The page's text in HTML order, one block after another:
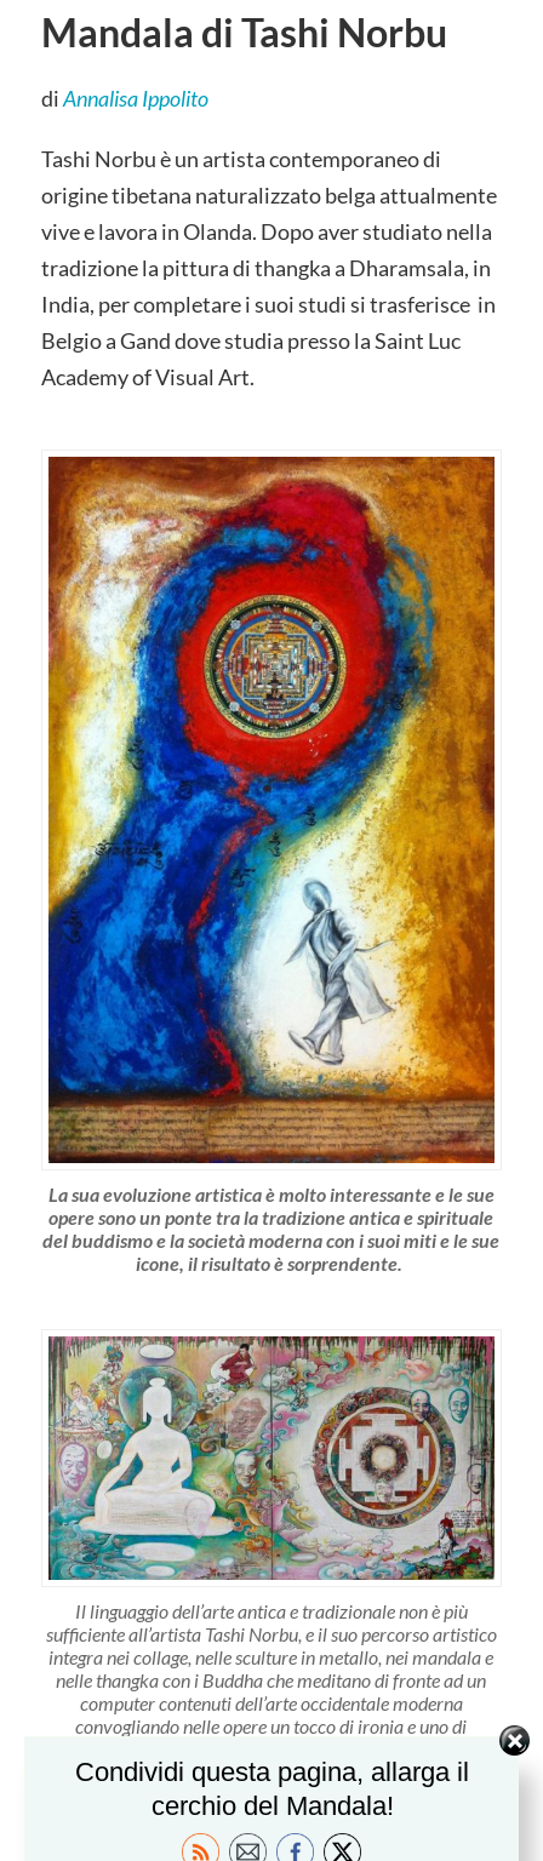
Mandala di Tashi Norbu
diAnnalisa Ippolito
Tashi Norbu è un artista contemporaneo di
origine tibetana naturalizzato belga attualmente
vive e lavora in Olanda. Dopo aver studiato nella
tradizione la pittura di thangka a Dharamsala, in
India, per completare i suoi studi si trasferisce in
Belgio a Gand dove studia presso la Saint Luc
Academy of Visual Art.
La sua evoluzione artistica è molto interessante e le sue
opere sono un ponte tra la tradizione antica e spirituale
del buddismo e la società moderna con i suoi miti e le sue
icone, il risultato è sorprendente.
Il linguaggio dell’arte antica e tradizionale non è più
sufficiente all’artista Tashi Norbu, e il suo percorso artistico
integra nei collage, nelle sculture in metallo, nei mandala e
nelle thangka con i Buddha che meditano di fronte ad un
computer contenuti dell’arte occidentale moderna
convogliando nelle opere un tocco di ironia e uno di
Condividi questa pagina, allarga il
cerchio del Mandala!